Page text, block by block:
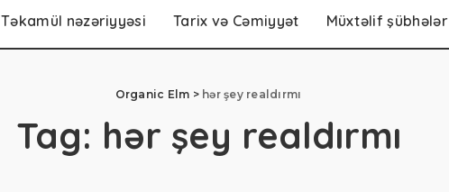
Təkamül nəzəriyyəsi Tarix və Cəmiyyət Müxtəlif şübhələr
Organic Elm > hər şey realdırmı
Tag: hər şey realdırmı